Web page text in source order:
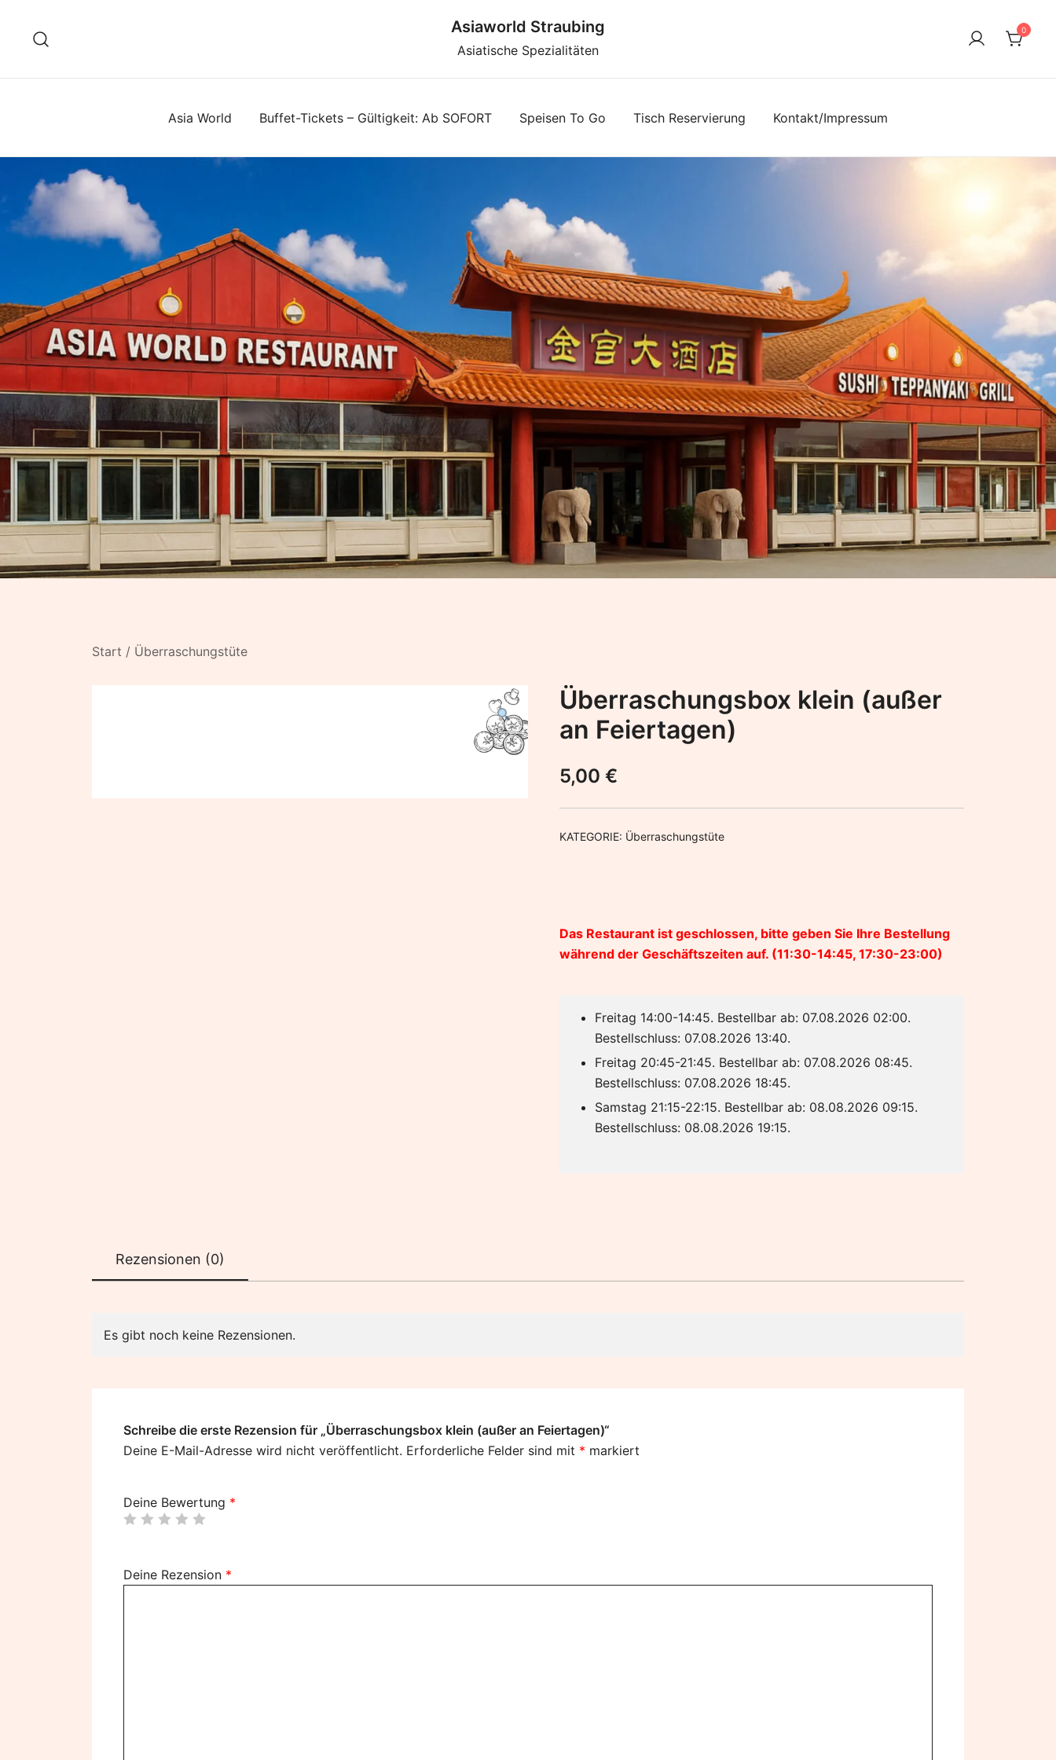
springen
Asiaworld Straubing
Asiatische Spezialitäten
0
Asia World Buffet-Tickets – Gültigkeit: Ab SOFORT Speisen To Go Tisch Reservierung Kontakt/Impressum
Start / Überraschungstüte
Überraschungsbox klein (außer
an Feiertagen)
5,00 €
KATEGORIE: Überraschungstüte
Das Restaurant ist geschlossen, bitte geben Sie Ihre Bestellung
während der Geschäftszeiten auf. (11:30-14:45, 17:30-23:00)
Freitag 14:00-14:45. Bestellbar ab: 07.08.2026 02:00.
Bestellschluss: 07.08.2026 13:40.
Freitag 20:45-21:45. Bestellbar ab: 07.08.2026 08:45.
Bestellschluss: 07.08.2026 18:45.
Samstag 21:15-22:15. Bestellbar ab: 08.08.2026 09:15.
Bestellschluss: 08.08.2026 19:15.
Rezensionen (0)
Es gibt noch keine Rezensionen.
Schreibe die erste Rezension für „Überraschungsbox klein (außer an Feiertagen)“
Deine E-Mail-Adresse wird nicht veröffentlicht. Erforderliche Felder sind mit * markiert
Deine Bewertung *
Deine Rezension *